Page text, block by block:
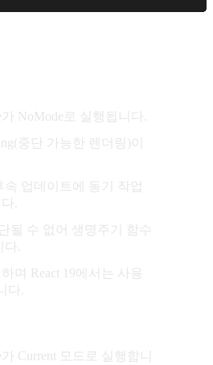
(root,
(root,
가 NoMode로 실행됩니다.
중단 가능한 렌더링)이
업데이트에 동기 작업
.
될 수 없어 생명주기 함수
.
며 React 19에서는 사용
.
Current 모드로 실행합니